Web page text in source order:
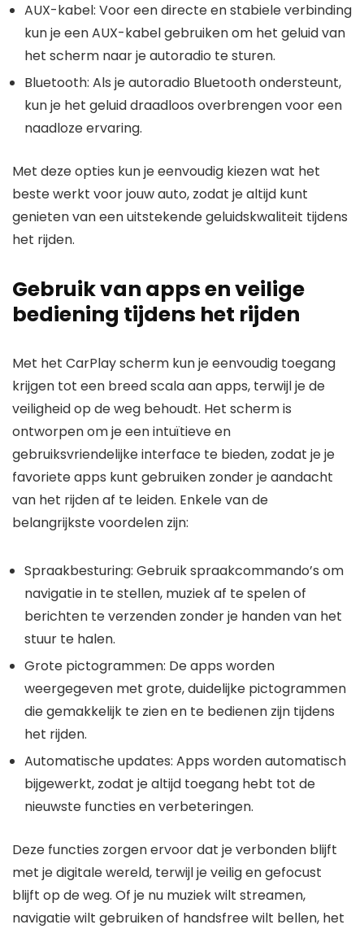
AUX-kabel: Voor een directe en stabiele verbinding
kun je een AUX-kabel gebruiken om het geluid van
het scherm naar je autoradio te sturen.
Bluetooth: Als je autoradio Bluetooth ondersteunt,
kun je het geluid draadloos overbrengen voor een
naadloze ervaring.
Met deze opties kun je eenvoudig kiezen wat het
beste werkt voor jouw auto, zodat je altijd kunt
genieten van een uitstekende geluidskwaliteit tijdens
het rijden.
Gebruik van apps en veilige
bediening tijdens het rijden
Met het CarPlay scherm kun je eenvoudig toegang
krijgen tot een breed scala aan apps, terwijl je de
veiligheid op de weg behoudt. Het scherm is
ontworpen om je een intuïtieve en
gebruiksvriendelijke interface te bieden, zodat je je
favoriete apps kunt gebruiken zonder je aandacht
van het rijden af te leiden. Enkele van de
belangrijkste voordelen zijn:
Spraakbesturing: Gebruik spraakcommando’s om
navigatie in te stellen, muziek af te spelen of
berichten te verzenden zonder je handen van het
stuur te halen.
Grote pictogrammen: De apps worden
weergegeven met grote, duidelijke pictogrammen
die gemakkelijk te zien en te bedienen zijn tijdens
het rijden.
Automatische updates: Apps worden automatisch
bijgewerkt, zodat je altijd toegang hebt tot de
nieuwste functies en verbeteringen.
Deze functies zorgen ervoor dat je verbonden blijft
met je digitale wereld, terwijl je veilig en gefocust
blijft op de weg. Of je nu muziek wilt streamen,
navigatie wilt gebruiken of handsfree wilt bellen, het